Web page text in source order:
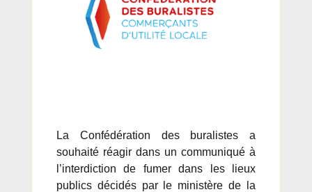
La Confédération des buralistes a
souhaité réagir dans un communiqué à
l’interdiction de fumer dans les lieux
publics décidés par le ministère de la